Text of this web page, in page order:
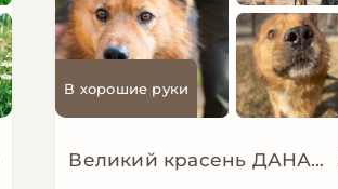
В хорошие руки
Великий красень ДАНАЙ